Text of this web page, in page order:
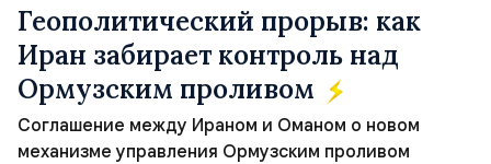
Геополитический прорыв: как
Иран забирает контроль над
Ормузским проливом
Соглашение между Ираном и Оманом о новом
механизме управления Ормузским проливом